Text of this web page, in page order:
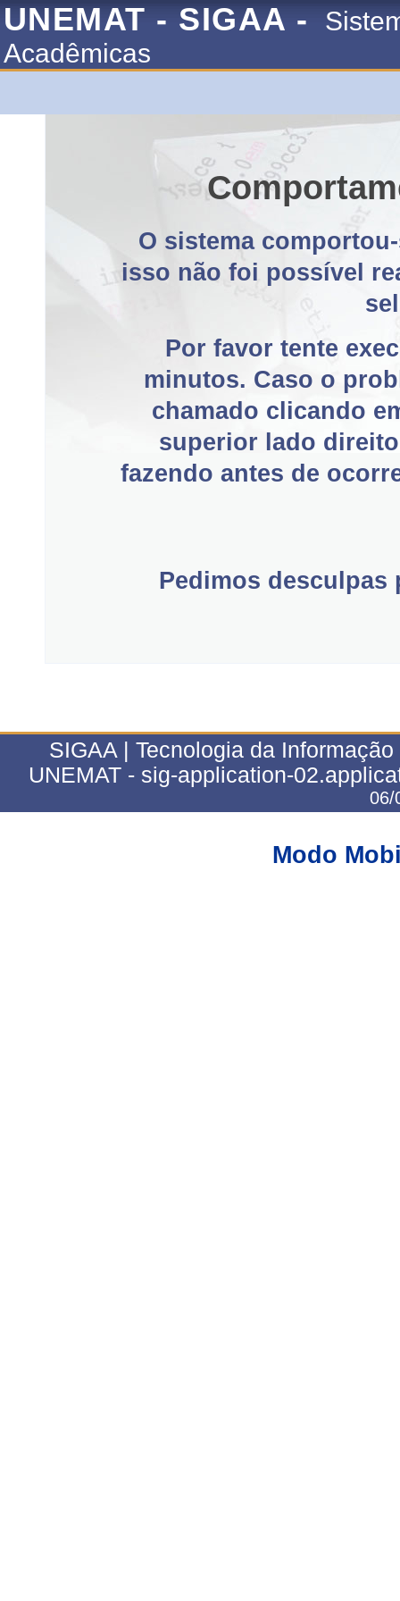
UNEMAT - SIGAA -
Acadêmicas
O sistema
isso não foi possível
Por favor tente
minutos. Caso o
chamado clicando
superior lado
fazendo antes de
Pedimos
SIGAA | Tecnologia da
UNEMAT - sig-application-
06/
Modo